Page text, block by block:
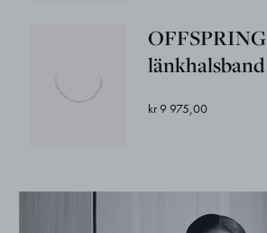
OFFSPRING
länkhalsband
kr 9 975,00